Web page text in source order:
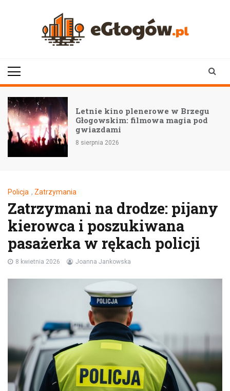
Letnie kino plenerowe w Brzegu
Głogowskim: filmowa magia pod
gwiazdami
8 sierpnia 2026
Policja , Zatrzymania
Zatrzymani na drodze: pijany
kierowca i poszukiwana
pasażerka w rękach policji
8 kwietnia 2026 Joanna Jankowska